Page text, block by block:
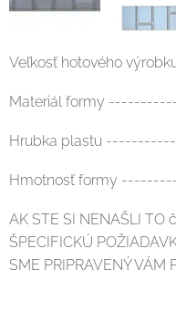
Veľkosť hotového
Materiál formy
Hrubka plastu
Hmotnosť formy
AK STE SI NENAŠLI TO
ŠPECIFICKÚ
SME PRIPRAVENÝ VÁM